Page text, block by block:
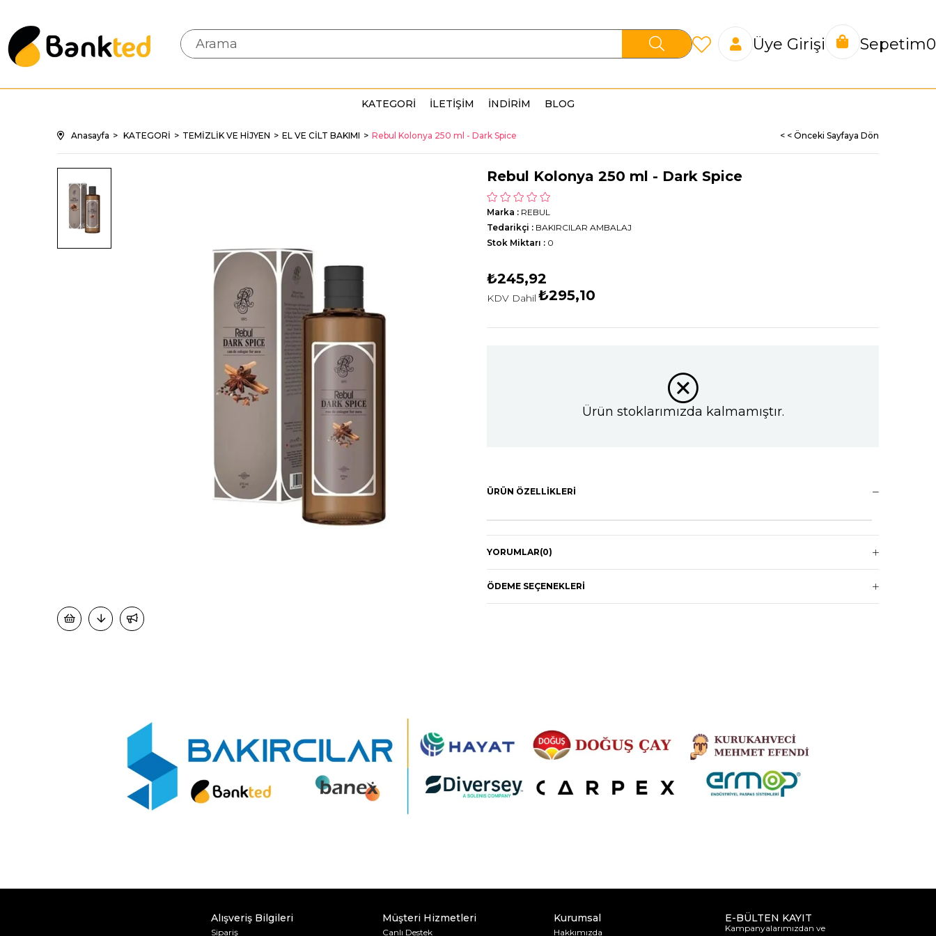
Üye Girişi Sepetim0
KATEGORİ İLETİŞİM İNDİRİM BLOG
Anasayfa KATEGORİ TEMİZLİK VE HİJYEN EL VE CİLT BAKIMI Rebul Kolonya 250 ml - Dark Spice < < Önceki Sayfaya Dön
Rebul Kolonya 250 ml - Dark Spice
Marka : REBUL
Tedarikçi : BAKIRCILAR AMBALAJ
Stok Miktarı : 0
₺245,92
KDV Dahil ₺295,10
Ürün stoklarımızda kalmamıştır.
ÜRÜN ÖZELLIKLERI
YORUMLAR(0)
ÖDEME SEÇENEKLERI
Alışveriş Bilgileri
Sipariş
Müşteri Hizmetleri
Canlı Destek
Kurumsal
Hakkımızda
E-BÜLTEN KAYIT
Kampanyalarımızdan ve